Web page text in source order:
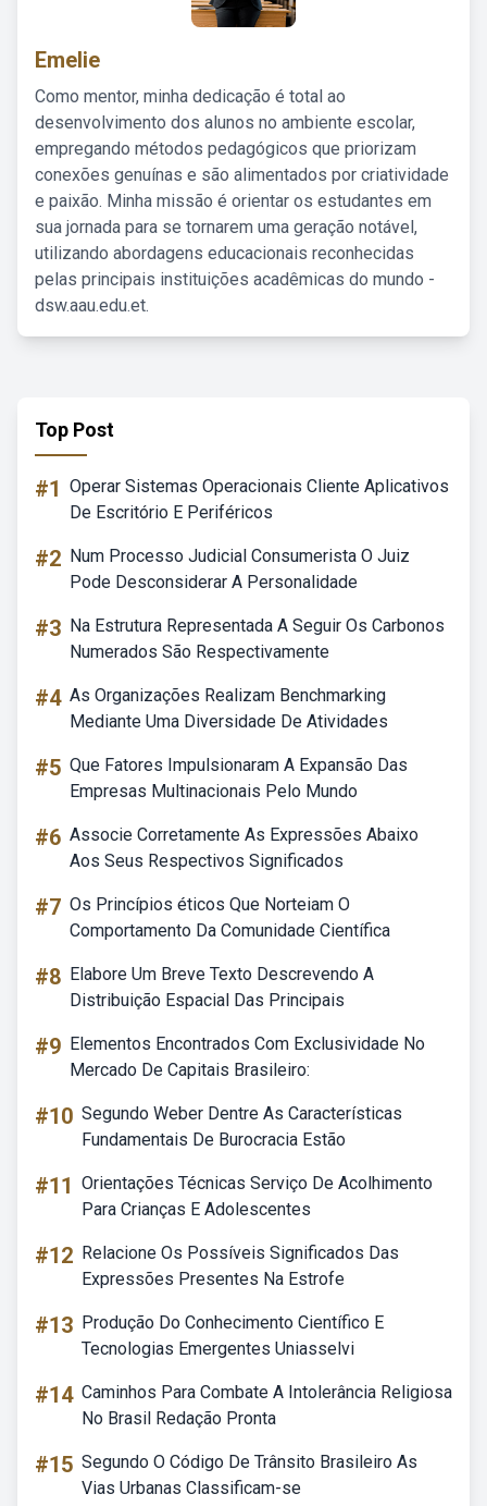
Emelie
Como mentor, minha dedicação é total ao
desenvolvimento dos alunos no ambiente escolar,
empregando métodos pedagógicos que priorizam
conexões genuínas e são alimentados por criatividade
e paixão. Minha missão é orientar os estudantes em
sua jornada para se tornarem uma geração notável,
utilizando abordagens educacionais reconhecidas
pelas principais instituições acadêmicas do mundo -
dsw.aau.edu.et.
Top Post
#1 Operar Sistemas Operacionais Cliente Aplicativos
De Escritório E Periféricos
#2 Num Processo Judicial Consumerista O Juiz
Pode Desconsiderar A Personalidade
#3 Na Estrutura Representada A Seguir Os Carbonos
Numerados São Respectivamente
#4 As Organizações Realizam Benchmarking
Mediante Uma Diversidade De Atividades
#5 Que Fatores Impulsionaram A Expansão Das
Empresas Multinacionais Pelo Mundo
#6 Associe Corretamente As Expressões Abaixo
Aos Seus Respectivos Significados
#7 Os Princípios éticos Que Norteiam O
Comportamento Da Comunidade Científica
#8 Elabore Um Breve Texto Descrevendo A
Distribuição Espacial Das Principais
#9 Elementos Encontrados Com Exclusividade No
Mercado De Capitais Brasileiro:
#10 Segundo Weber Dentre As Características
Fundamentais De Burocracia Estão
#11 Orientações Técnicas Serviço De Acolhimento
Para Crianças E Adolescentes
#12 Relacione Os Possíveis Significados Das
Expressões Presentes Na Estrofe
#13 Produção Do Conhecimento Científico E
Tecnologias Emergentes Uniasselvi
#14 Caminhos Para Combate A Intolerância Religiosa
No Brasil Redação Pronta
#15 Segundo O Código De Trânsito Brasileiro As
Vias Urbanas Classificam-se